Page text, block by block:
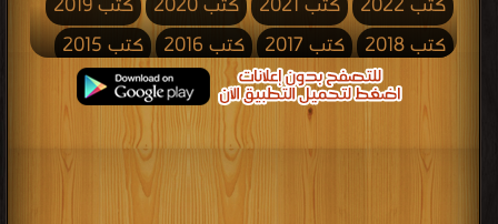
كتب 2018
كتب 2017 كتب 2016
كتب 2015
كتب 2013 كتب 2012
كتب 2011
كتب 2009 كتب 2008
كتب 2006
كتب 2005 كتب 2004
كتب 2003
كتب 2000